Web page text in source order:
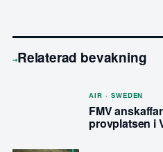
→Relaterad bevakning
AIR · SWEDEN
FMV
provplatsen i